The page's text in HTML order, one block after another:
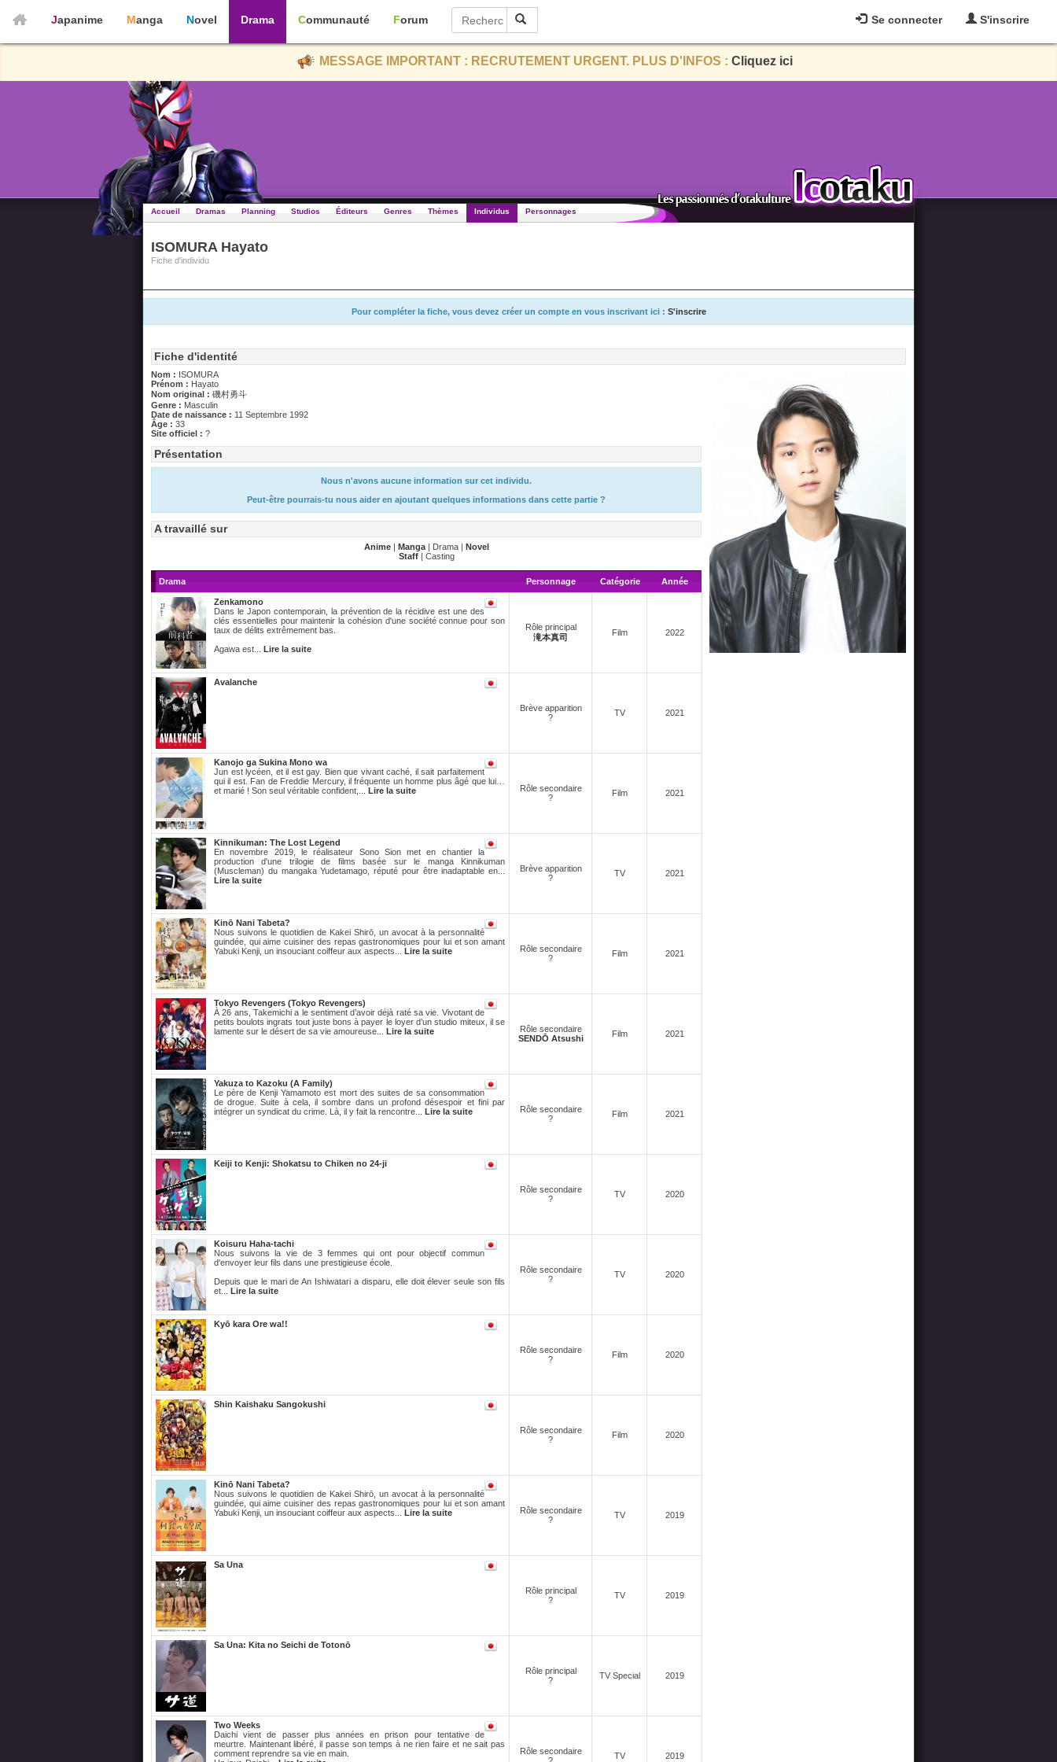
Se connecter S'inscrire
Japanime Manga Novel Drama Communauté Forum
MESSAGE IMPORTANT : RECRUTEMENT URGENT. PLUS D'INFOS : Cliquez ici
Accueil Dramas Planning Studios Éditeurs Genres Thèmes Individus Personnages
ISOMURA Hayato
Fiche d'individu
Pour compléter la fiche, vous devez créer un compte en vous inscrivant ici : S'inscrire
Fiche d'identité
Nom : ISOMURA
Prénom : Hayato
Nom original : 磯村勇斗
Genre : Masculin
Date de naissance : 11 Septembre 1992
Âge : 33
Site officiel : ?
Présentation
Nous n'avons aucune information sur cet individu.
Peut-être pourrais-tu nous aider en ajoutant quelques informations dans cette partie ?
A travaillé sur
Anime| Manga| Drama | Novel
Staff| Casting
Drama Personnage Catégorie Année
Zenkamono
Dans le Japon contemporain, la prévention de la récidive est une des
clés essentielles pour maintenir la cohésion d'une société connue pour son
taux de délits extrêmement bas.
Agawa est... Lire la suite
Rôle principal
滝本真司
Film 2022
Avalanche
Brève apparition
?
TV 2021
Kanojo ga Sukina Mono wa
Jun est lycéen, et il est gay. Bien que vivant caché, il sait parfaitement
qui il est. Fan de Freddie Mercury, il fréquente un homme plus âgé que lui…
et marié ! Son seul véritable confident,... Lire la suite
Rôle secondaire
?
Film 2021
Kinnikuman: The Lost Legend
En novembre 2019, le réalisateur Sono Sion met en chantier la
production d'une trilogie de films basée sur le manga Kinnikuman
(Muscleman) du mangaka Yudetamago, réputé pour être inadaptable en...
Lire la suite
Brève apparition
?
TV 2021
Kinō Nani Tabeta?
Nous suivons le quotidien de Kakei Shirō, un avocat à la personnalité
guindée, qui aime cuisiner des repas gastronomiques pour lui et son amant
Yabuki Kenji, un insouciant coiffeur aux aspects... Lire la suite
Rôle secondaire
?
Film 2021
Tokyo Revengers (Tokyo Revengers)
À 26 ans, Takemichi a le sentiment d’avoir déjà raté sa vie. Vivotant de
petits boulots ingrats tout juste bons à payer le loyer d’un studio miteux, il se
lamente sur le désert de sa vie amoureuse... Lire la suite
Rôle secondaire
SENDŌ Atsushi
Film 2021
Yakuza to Kazoku (A Family)
Le père de Kenji Yamamoto est mort des suites de sa consommation
de drogue. Suite à cela, il sombre dans un profond désespoir et fini par
intégrer un syndicat du crime. Là, il y fait la rencontre... Lire la suite
Rôle secondaire
?
Film 2021
Keiji to Kenji: Shokatsu to Chiken no 24-ji
Rôle secondaire
?
TV 2020
Koisuru Haha-tachi
Nous suivons la vie de 3 femmes qui ont pour objectif commun
d'envoyer leur fils dans une prestigieuse école.
Depuis que le mari de An Ishiwatari a disparu, elle doit élever seule son fils
et... Lire la suite
Rôle secondaire
?
TV 2020
Kyō kara Ore wa!!
Rôle secondaire
?
Film 2020
Shin Kaishaku Sangokushi
Rôle secondaire
?
Film 2020
Kinō Nani Tabeta?
Nous suivons le quotidien de Kakei Shirō, un avocat à la personnalité
guindée, qui aime cuisiner des repas gastronomiques pour lui et son amant
Yabuki Kenji, un insouciant coiffeur aux aspects... Lire la suite
Rôle secondaire
?
TV 2019
Sa Una
Rôle principal
?
TV 2019
Sa Una: Kita no Seichi de Totonō
Rôle principal
?
TV Special 2019
Two Weeks
Daichi vient de passer plus années en prison pour tentative de
meurtre. Maintenant libéré, il passe son temps à ne rien faire et ne sait pas
comment reprendre sa vie en main.
Rôle secondaire
TV 2019